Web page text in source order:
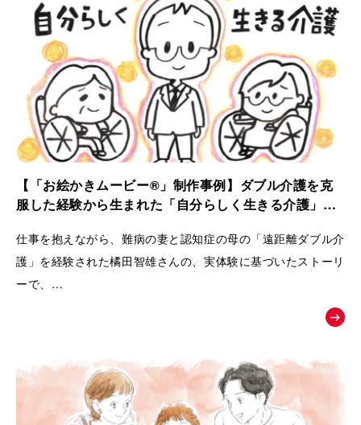
【「お絵かきムービー®」制作事例】ダブル介護を克
服した経験から生まれた「自分らしく生きる介護」ス
仕事を抱えながら、難病の妻と認知症の母の「遠距離ダブル介
護」を経験された橘田智雄さんの、実体験に基づいたストーリ
ーで、
働き盛りでの介護離職防止や、ケアラーのメンタルヘルスとい
う現代の重要な社会課題にスポットを当てた、啓発・相談窓口